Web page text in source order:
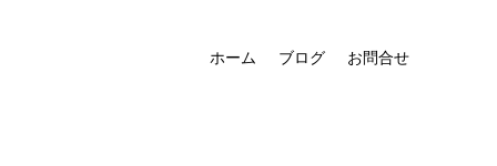
ホーム ブログ お問合せ